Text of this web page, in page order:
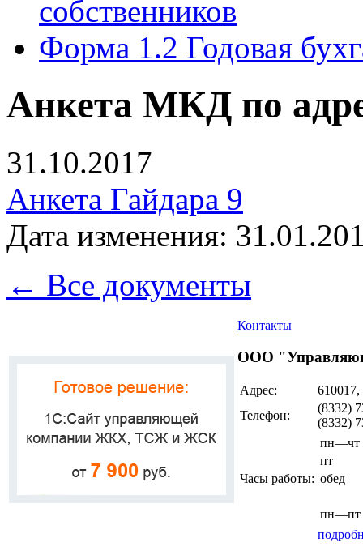
собственников
Форма 1.2 Годовая
Анкета МКД по
31.10.2017
Анкета Гайдара 9
Дата изменения:
← Все документы
Контакты
ООО
Адрес:
Телефон:
(8332)
(8332)
Часы работы:
пн—чт
пт
обед
пн—пт